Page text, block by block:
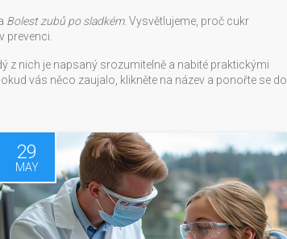
Bolest zubů po sladkém. Vysvětlujeme, proč cukr
prevenci.
z nich je napsaný srozumitelně a nabité praktickými
vás něco zaujalo, klikněte na název a ponořte se do
29
MAY